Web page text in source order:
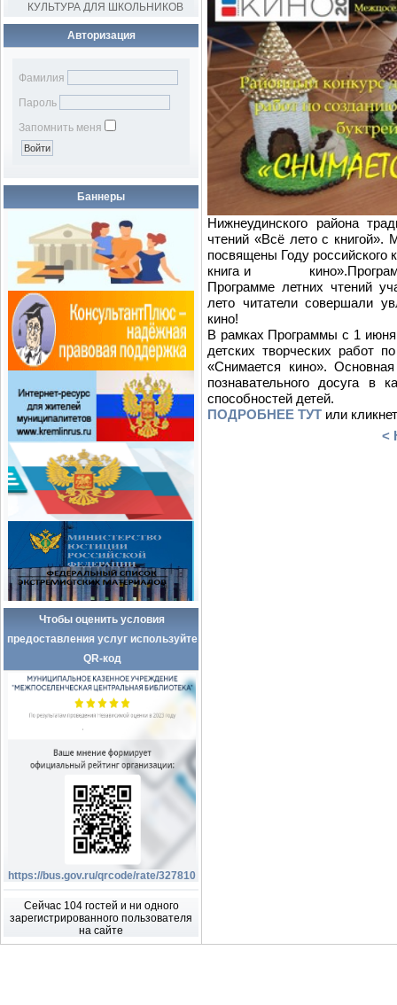
КУЛЬТУРА ДЛЯ ШКОЛЬНИКОВ
Авторизация
Фамилия
Пароль
Запомнить меня
Баннеры
Чтобы оценить условия
предоставления услуг используйте
QR-код
https://bus.gov.ru/qrcode/rate/327810
Сейчас 104 гостей и ни одного
зарегистрированного пользователя
на сайте
Нижнеудинского района
чтений «Всё лето с
посвящены Году
книга и кино».Программа
Программе летних чтений
лето читатели совершали
кино!
В рамках Программы с 1 июня
детских творческих работ
«Снимается кино».
познавательного досуга в
способностей детей.
ПОДРОБНЕЕ ТУТ или
<